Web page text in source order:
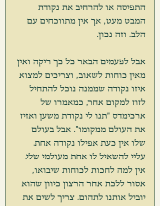
התפיסה או להרחיב את נקודת
המבט מעט, אך אין מתווכחים עם
הלב. וזה נכון.
אבל לפעמים הבאר כל כך ריקה ואין
מאין כוחות לשאוב, וצריכים למצוא
איזו נקודה שממנה נוכל להתחיל
לזוז למקום אחר, כמאמרו של
ארכימדס "תנו לי נקודת משען ואזיז
את העולם ממקומו". אבל בעולם
שלו אין כעת אפילו נקודה אחת.
עליי להשאיל לו אחת מעולמי שלי.
אין למה לחכות לכוחות שיבואו,
אסור ללכת אחר הרצון כיוון שהוא
יוביל אותנו לתהום. צריך לשים את